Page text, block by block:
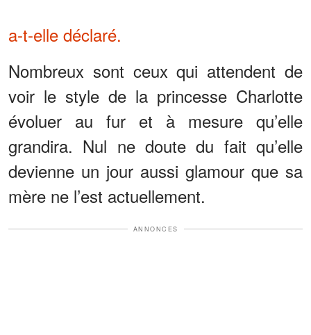
a-t-elle déclaré.
Nombreux sont ceux qui attendent de
voir le style de la princesse Charlotte
évoluer au fur et à mesure qu’elle
grandira. Nul ne doute du fait qu’elle
devienne un jour aussi glamour que sa
mère ne l’est actuellement.
ANNONCES